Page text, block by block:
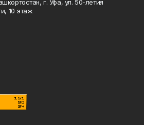
г. Уфа, ул. 50-летия
10 этаж